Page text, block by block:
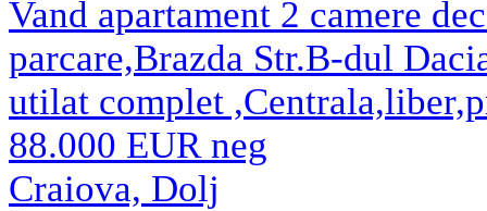
Vand apartament 2 camere
parcare,Brazda Str.B-dul
utilat complet
88.000 EUR neg
Craiova, Dolj